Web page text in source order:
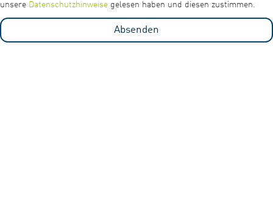
unsere Datenschutzhinweise gelesen haben und diesen zustimmen.